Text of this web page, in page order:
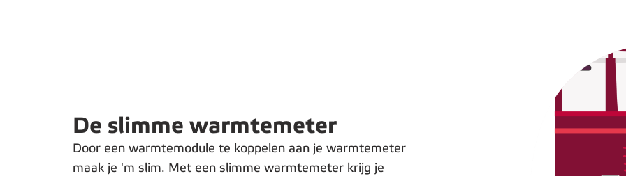
De slimme warmtemeter
Door een warmtemodule te koppelen aan je warmtemeter
maak je 'm slim. Met een slimme warmtemeter krijg je